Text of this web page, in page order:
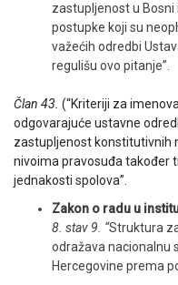
zastupljenost u Bosni
postupke koji su
važećih odredbi
regulišu ovo pitanje”.
Član 43. (“Kriteriji za
odgovarajuće ustavne
zastupljenost konstitutivnih
nivoima pravosuđa također
jednakosti spolova”.
Zakon o radu u
8. stav 9. “Struktura
odražava nacionalnu
Hercegovine prema